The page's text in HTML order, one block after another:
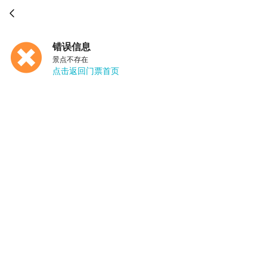

错误信息
景点不存在
点击返回门票首页